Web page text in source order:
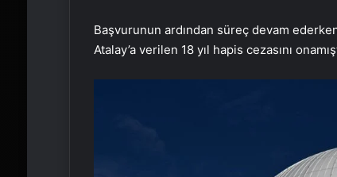
Başvurunun ardından süreç devam
Atalay’a verilen 18 yıl hapis cezasını